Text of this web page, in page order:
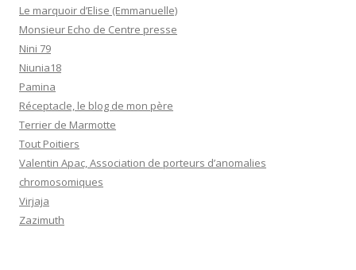
Le marquoir d’Elise (Emmanuelle)
Monsieur Echo de Centre presse
Nini 79
Niunia18
Pamina
Réceptacle, le blog de mon père
Terrier de Marmotte
Tout Poitiers
Valentin Apac, Association de porteurs d’anomalies
chromosomiques
Virjaja
Zazimuth